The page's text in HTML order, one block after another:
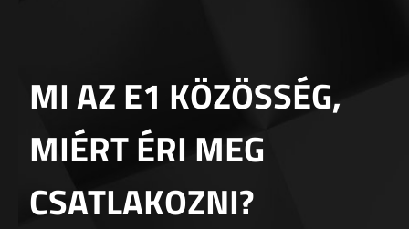
MI AZ E1 KÖZÖSSÉG,
MIÉRT ÉRI MEG
CSATLAKOZNI?